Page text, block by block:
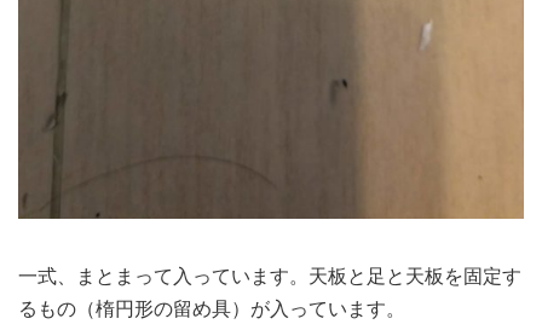
一式、まとまって入っています。天板と足と天板を固定す
るもの（楕円形の留め具）が入っています。